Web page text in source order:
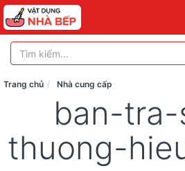
Trang chủ Nhà cung cấp
ban-
thuong-